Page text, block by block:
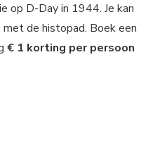
op D-Day in 1944. Je kan
de histopad. Boek een
€ 1 korting per persoon